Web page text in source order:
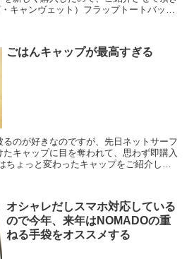
キャンヴェット）フラップトートバッグ
ごはんキャップが最高すぎる
のが好きなのですが、先日ネットサーフ
たキャップに目を奪われて、思わず即購入
オシャレだしスマホ対応している
ので今年、来年はNOMADOの重
ねる手袋をオススメする